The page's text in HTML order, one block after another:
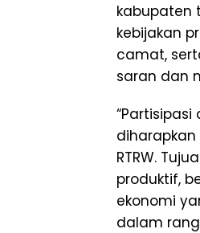
kabupaten
kebijakan
camat,
saran dan
RTRW.
produktif,
ekonomi
dalam